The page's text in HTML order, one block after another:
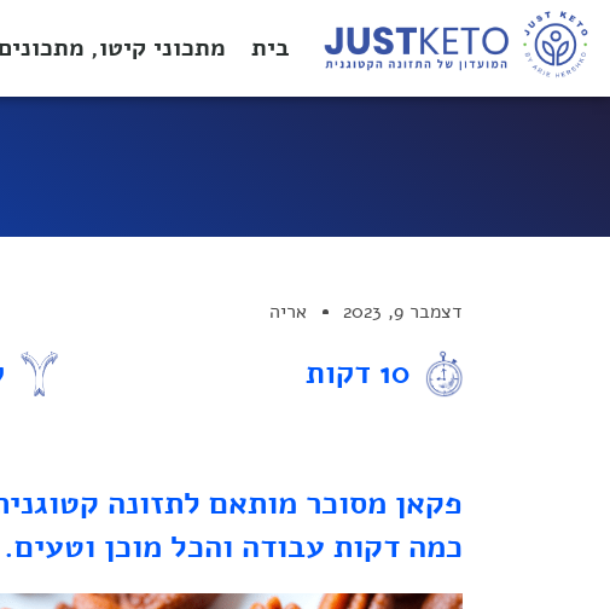
בית מתכוני קיטו,
דצמבר 9, 2023 אריה
10 דקות
פקאן מסוכר מותאם לתזונה
כמה דקות עבודה והכל מוכן